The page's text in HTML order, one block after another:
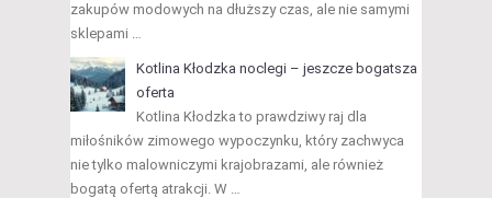
zakupów modowych na dłuższy czas, ale nie samymi
sklepami …
Kotlina Kłodzka noclegi – jeszcze bogatsza
oferta
Kotlina Kłodzka to prawdziwy raj dla
miłośników zimowego wypoczynku, który zachwyca
nie tylko malowniczymi krajobrazami, ale również
bogatą ofertą atrakcji. W …